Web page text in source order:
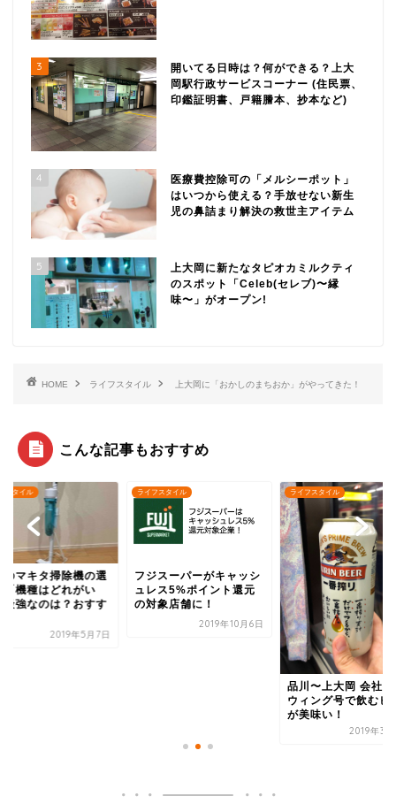
3
開いてる日時は？何ができる？上大
岡駅行政サービスコーナー (住民票、
印鑑証明書、戸籍謄本、抄本など)
4
医療費控除可の「メルシーポット」
はいつから使える？手放せない新生
児の鼻詰まり解決の救世主アイテム
5
上大岡に新たなタピオカミルクティ
のスポット「Celeb(セレブ)〜縁
味〜」がオープン!
HOME ライフスタイル 上大岡に「おかしのまちおか」がやってきた！
こんな記事もおすすめ
ライフスタイル
フジスーパーがキャッシ
ュレス5%ポイント還元
の対象店舗に！
ライフスタイル
品川〜上大岡 会社帰りに
ウィング号で飲むビール
ライフスタイル
人気のマキ
び方「機種
い？最強な
め...